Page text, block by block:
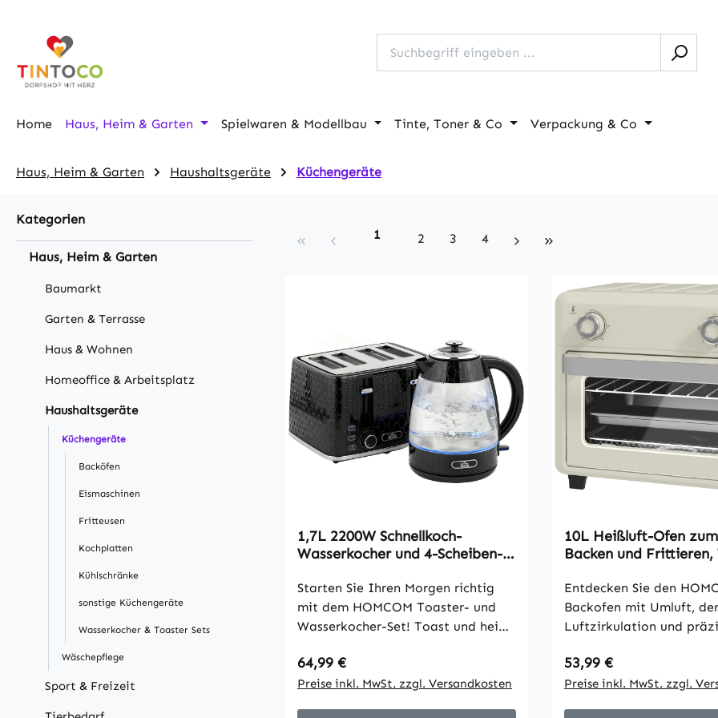
Home Haus, Heim & Garten Spielwaren & Modellbau Tinte, Toner & Co Verpackung & Co
Haus, Heim & Garten Haushaltsgeräte Küchengeräte
Kategorien
Haus, Heim & Garten
Baumarkt
Garten & Terrasse
Haus & Wohnen
Homeoffice & Arbeitsplatz
Haushaltsgeräte
Küchengeräte
Backöfen
Eismaschinen
Fritteusen
Kochplatten
Kühlschränke
sonstige Küchengeräte
Wasserkocher & Toaster Sets
Wäschepflege
Sport & Freizeit
Seite
1 Seite
2 Seite
3 Seite
4
1,7L 2200W Schnellkoch-
Wasserkocher und 4-Scheiben-
Schwarz
Starten Sie Ihren Morgen richtig
mit dem HOMCOM Toaster- und
Wasserkocher-Set! Toast und heiße
Wasserkocher kocht in 290
Sekunden, Toaster mit sieben
Regulärer Preis:
64,99 €
Preise inkl. MwSt. zzgl. Versandkosten
10L Heißluft-Ofen
Backen und Frittieren,
Cremeweiß
Entdecken Sie den
Backofen mit Umluft,
Luftzirkulation und
innovativen 360°-
Heißlufttechnologie
Regulärer Preis:
53,99 €
Preise inkl. MwSt. zzgl.